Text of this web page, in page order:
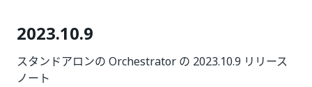
2023.10.9
スタンドアロンの Orchestrator の 2023.10.9 リリース
ノート